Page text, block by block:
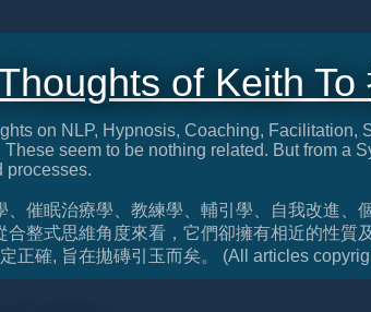
of Keith To
on NLP, Hypnosis, Coaching, Facilitation,
seem to be nothing related. But from a
processes.
、催眠治療學、教練學、輔引學、自我改進、
合整式思維角度來看，它們卻擁有相近的性質
正確, 旨在拋磚引玉而矣。 (All articles